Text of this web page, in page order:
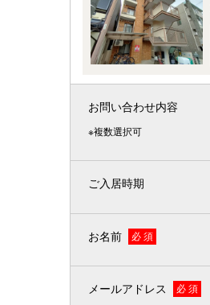
お問い合わせ内容
※複数選択可
ご入居時期
お名前 必 須
メールアドレス 必 須